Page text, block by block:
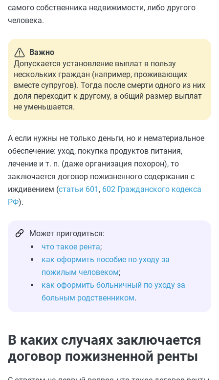
самого собственника недвижимости, либо другого
человека.
Важно
Допускается установление выплат в пользу
нескольких граждан (например, проживающих
вместе супругов). Тогда после смерти одного из них
доля переходит к другому, а общий размер выплат
не уменьшается.
А если нужны не только деньги, но и нематериальное
обеспечение: уход, покупка продуктов питания,
лечение и т. п. (даже организация похорон), то
заключается договор пожизненного содержания с
иждивением (статьи 601 , 602 Гражданского кодекса
РФ).
Может пригодиться:
что такое рента;
как оформить пособие по уходу за
пожилым человеком;
как оформить больничный по уходу за
больным родственником.
В каких случаях заключается
договор пожизненной ренты